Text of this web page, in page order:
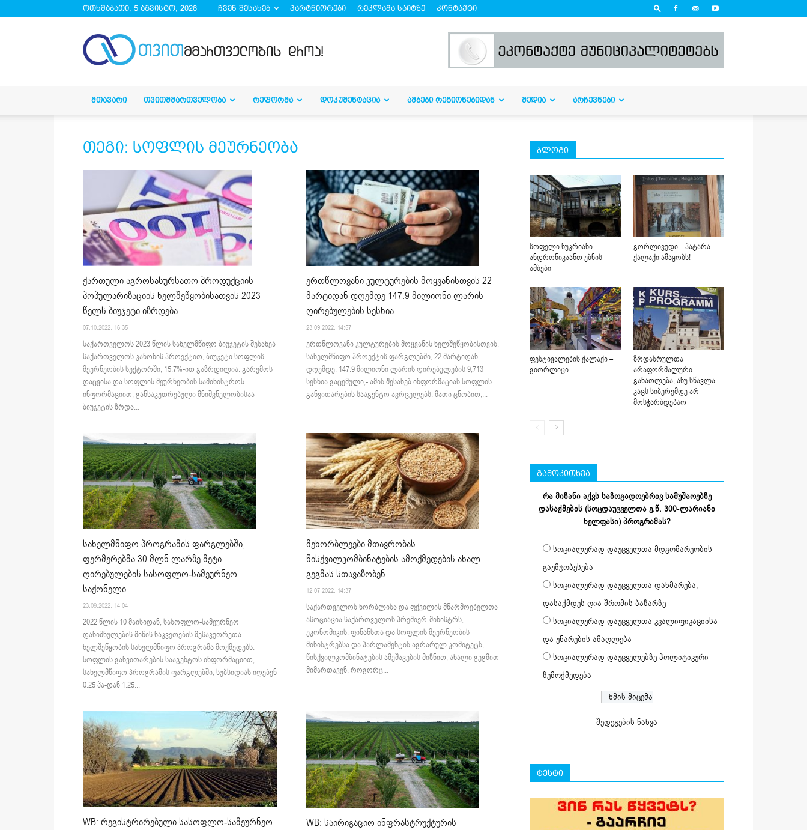
ოთხშაბათი, 5 აგვისტო, 2026 ჩვენ შესახებ პარტნიორები რეკლამა საიტზე კონტაქტი
ᲛᲗᲐᲕᲐᲠᲘ ᲗᲕᲘᲗᲛᲛᲐᲠᲗᲕᲔᲚᲝᲑᲐ ᲠᲔᲤᲝᲠᲛᲐ ᲓᲝᲙᲣᲛᲔᲜᲢᲐᲪᲘᲐ ᲐᲛᲑᲔᲑᲘ ᲠᲔᲒᲘᲝᲜᲔᲑᲘᲓᲐᲜ ᲛᲔᲓᲘᲐ ᲐᲠᲩᲔᲕᲜᲔᲑᲘ
თეგი: სოფლის მეურნეობა
ქართული აგროსასურსათო პროდუქციის
პოპულარიზაციის ხელშეწყობისათვის 2023
წელს ბიუჯეტი იზრდება
07.10.2022. 16:35
საქართველოს 2023 წლის სახელმწიფო ბიუჯეტის შესახებ
საქართველოს კანონის პროექტით, ბიუჯეტი სოფლის
მეურნეობის სექტორში, 15.7%-ით გაზრდილია. გარემოს
დაცვისა და სოფლის მეურნეობის სამინისტროს
ინფორმაციით, განსაკუთრებული მნიშვნელობისაა
ბიუჯეტის ზრდა...
ერთწლოვანი კულტურების მოყვანისთვის 22
მარტიდან დღემდე 147.9 მილიონი ლარის
ღირებულების სესხია...
23.09.2022. 14:57
ერთწლოვანი კულტურების მოყვანის ხელშეწყობისთვის,
სახელმწიფო პროექტის ფარგლებში, 22 მარტიდან
დღემდე, 147.9 მილიონი ლარის ღირებულების 9,713
სესხია გაცემული,- ამის შესახებ ინფორმაციას სოფლის
განვითარების სააგენტო ავრცელებს. მათი ცნობით,...
სახელმწიფო პროგრამის ფარგლებში,
ფერმერებმა 30 მლნ ლარზე მეტი
ღირებულების სასოფლო-სამეურნეო
საქონელი...
23.09.2022. 14:04
2022 წლის 10 მაისიდან, სასოფლო-სამეურნეო
დანიშნულების მიწის ნაკვეთების მესაკუთრეთა
ხელშეწყობის სახელმწიფო პროგრამა მოქმედებს.
სოფლის განვითარების სააგენტოს ინფორმაციით,
სახელმწიფო პროგრამის ფარგლებში, სუბსიდიას იღებენ
0.25 ჰა-დან 1.25...
მეხორბლეები მთავრობას
წისქვილკომბინატების ამოქმედების ახალ
გეგმას სთავაზობენ
12.07.2022. 14:37
საქართველოს ხორბლისა და ფქვილის მწარმოებელთა
ასოციაცია საქართველოს პრემიერ-მინისტრს,
ეკონომიკის, ფინანსთა და სოფლის მეურნეობის
მინისტრებსა და პარლამენტის აგრარულ კომიტეტს,
წისქვილკომბინატების ამუშავების მიზნით, ახალი გეგმით
მიმართავენ. როგორც...
WB: რეგისტრირებული სასოფლო-სამეურნეო
WB: საირიგაციო ინფრასტრუქტურის
ბლოგი
სოფელი ნუკრიანი –
ანდრონიკაანთ უბნის
ამბები
გორლივუდი – პატარა
ქალაქი ამაყობს!
ფესტივალების ქალაქი –
გიორლიცი
ზრდასრულთა
არაფორმალური
განათლება, ანუ სწავლა
კაცს სიბერემდე არ
მოსჭარბდებაო
გამოკითხვა
რა მიზანი აქვს საზოგადოებრივ სამუშაოებზე
დასაქმების (სოცდაუცველთა ე.წ. 300-ლარიანი
ხელფასი) პროგრამას?
სოციალურად დაუცველთა მდგომარეობის
გაუმჯობესება
სოციალურად დაუცველთა დახმარება,
დასაქმდეს ღია შრომის ბაზარზე
სოციალურად დაუცველთა კვალიფიკაციისა
და უნარების ამაღლება
სოციალურად დაუცველებზე პოლიტიკური
ზემოქმედება
შედეგების ნახვა
ტესტი